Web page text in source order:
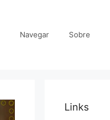
Navegar Sobre
Links